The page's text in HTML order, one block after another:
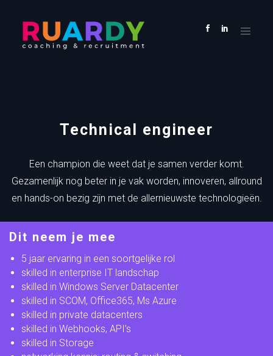
VACATURES
Technical engineer
Een champion die weet dat je samen verder komt.
Gezamenlijk nog beter in je vak worden, innoveren, allround
en hands-on bezig zijn met de allernieuwste technologieën.
Dit neem je mee
5 jaar ervaring in een soortgelijke rol
skilled in enterprise IT landschap
skilled in Windows Server Datacenter
skilled in SCOM, Office365, Ms Azure
skilled in private datacenters
skilled in Webhooks, API’s
skilled in Storage